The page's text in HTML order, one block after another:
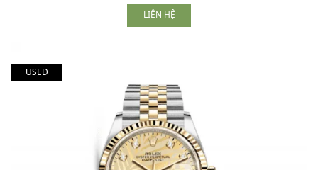
LIÊN HỆ
USED